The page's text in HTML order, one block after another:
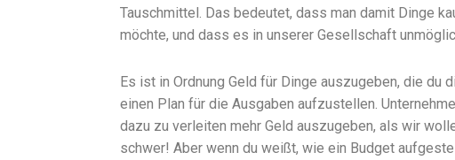
Tauschmittel. Das bedeutet, dass man damit Dinge
möchte, und dass es in unserer Gesellschaft
Es ist in Ordnung Geld für Dinge auszugeben, die du
einen Plan für die Ausgaben aufzustellen.
dazu zu verleiten mehr Geld auszugeben, als wir
schwer! Aber wenn du weißt, wie ein Budget